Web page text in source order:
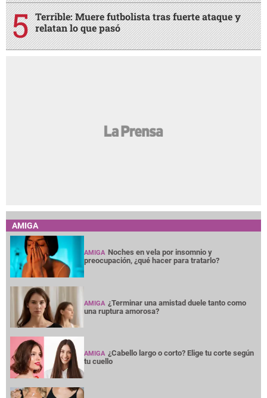
Terrible: Muere futbolista tras fuerte ataque y
relatan lo que pasó
AMIGA
AMIGA Noches en vela por insomnio y
preocupación, ¿qué hacer para tratarlo?
AMIGA ¿Terminar una amistad duele tanto como
una ruptura amorosa?
AMIGA ¿Cabello largo o corto? Elige tu corte según
tu cuello